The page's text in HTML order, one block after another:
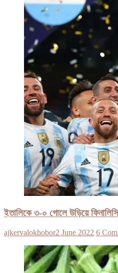
ইতালিকে ৩-০ গোলে উড়িয়ে
ajkervalokhobor2 June 2022 6